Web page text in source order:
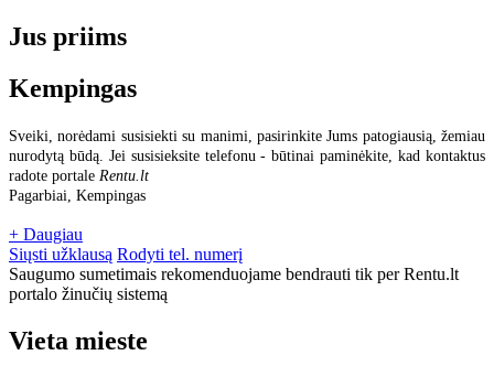
Jus priims
Kempingas
Sveiki, norėdami susisiekti su manimi, pasirinkite Jums patogiausią, žemiau
nurodytą būdą. Jei susisieksite telefonu - būtinai paminėkite, kad kontaktus
radote portale Rentu.lt
Pagarbiai, Kempingas
+ Daugiau
Siųsti užklausą Rodyti tel. numerį
Saugumo sumetimais rekomenduojame bendrauti tik per Rentu.lt
portalo žinučių sistemą
Vieta mieste